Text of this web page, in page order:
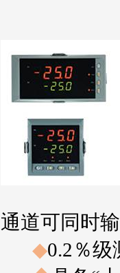
通道可同时
◆0.2 ％级